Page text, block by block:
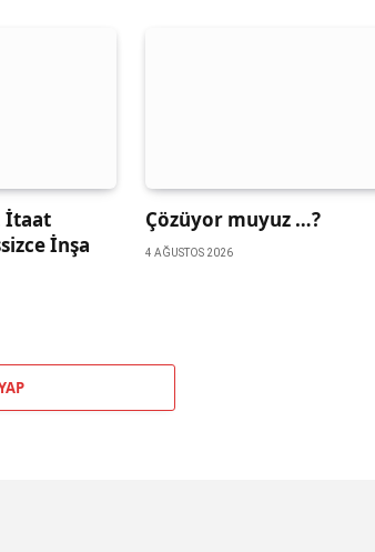
İtaat
İnşa
Çözüyor muyuz …?
4 AĞUSTOS 2026